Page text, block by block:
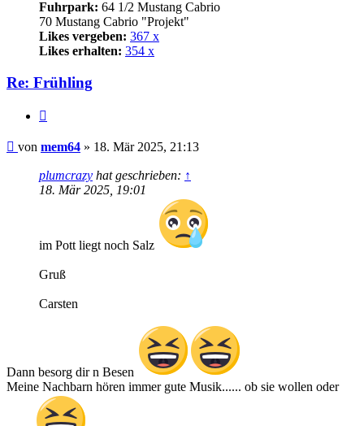
Fuhrpark: 64 1/2 Mustang Cabrio
70 Mustang Cabrio "Projekt"
Likes vergeben: 367 x
Likes erhalten: 354 x
Re: Frühling
Beitrag
von mem64 » 18. Mär 2025, 21:13
plumcrazy hat geschrieben: ↑
18. Mär 2025, 19:01
im Pott liegt noch Salz
Gruß
Carsten
Dann besorg dir n Besen
Meine Nachbarn hören immer gute Musik...... ob sie wollen oder